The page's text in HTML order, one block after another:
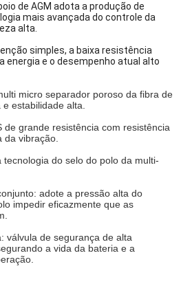
de AGM adota a produção de
mais avançada do controle da
alta.
simples, a baixa resistência
energia e o desempenho atual alto
micro separador poroso da fibra de
estabilidade alta.
de grande resistência com resistência
da vibração.
do selo do polo da multi-
adote a pressão alta do
impedir eficazmente que as
válvula de segurança de alta
a vida da bateria e a